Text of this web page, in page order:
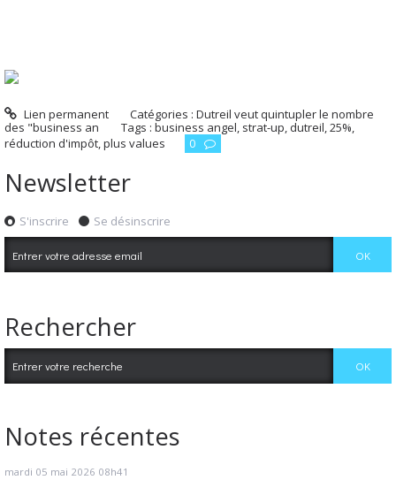
Lien permanent Catégories :Dutreil veut quintupler le nombre
des "business an
Tags : business angel, strat-up, dutreil,25%,
réduction d'impôt,plus values 0
Newsletter
S'inscrire Se désinscrire
Rechercher
Notes récentes
mardi 05 mai 2026 08h41